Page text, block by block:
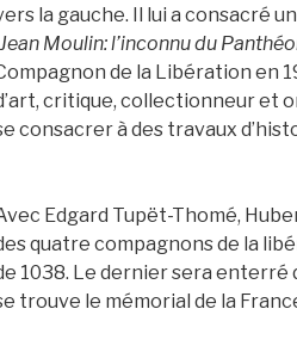
la gauche. Il lui a consacré
Jean Moulin: l’inconnu du
de la Libération en
critique, collectionneur et
consacrer à des travaux
Edgard Tupët-Thomé,
quatre compagnons de la
1038. Le dernier sera enterré
trouve le mémorial de la